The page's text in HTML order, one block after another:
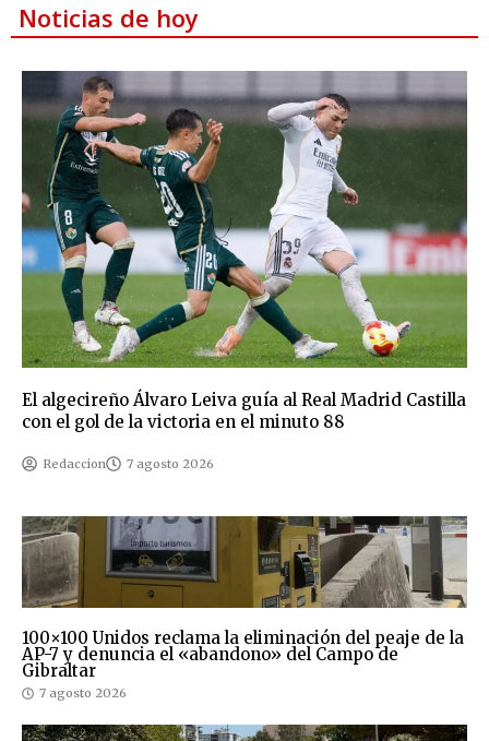
Noticias de hoy
El algecireño Álvaro Leiva guía al Real Madrid Castilla
con el gol de la victoria en el minuto 88
Redaccion 7 agosto 2026
100×100 Unidos reclama la eliminación del peaje de la
AP-7 y denuncia el «abandono» del Campo de
Gibraltar
7 agosto 2026